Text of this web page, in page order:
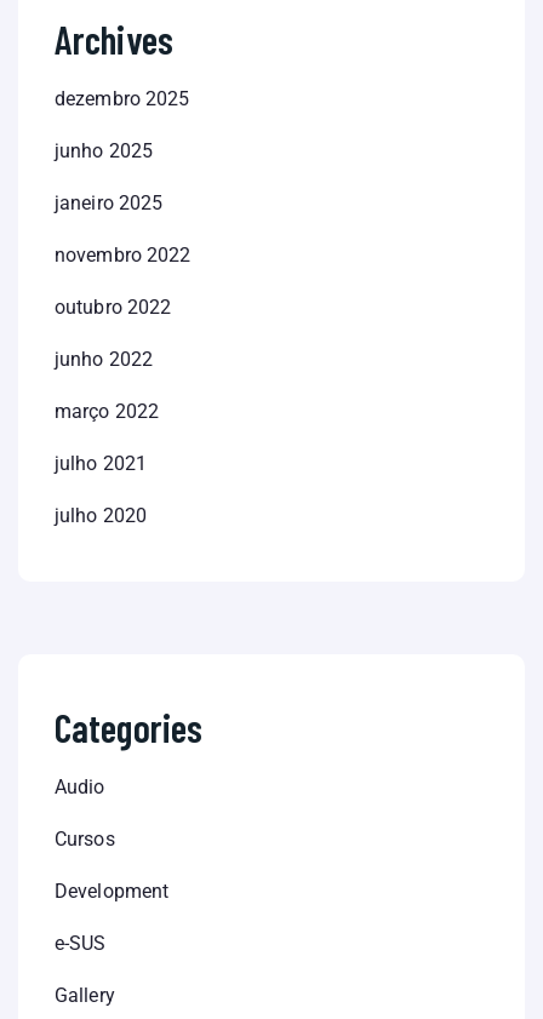
Archives
dezembro 2025
junho 2025
janeiro 2025
novembro 2022
outubro 2022
junho 2022
março 2022
julho 2021
julho 2020
Categories
Audio
Cursos
Development
e-SUS
Gallery